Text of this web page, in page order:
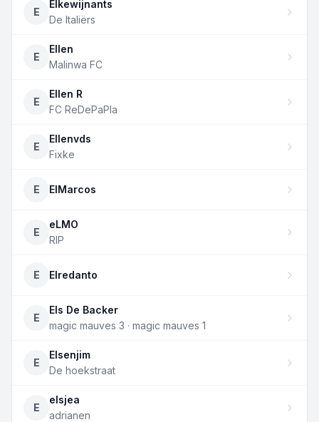
E
Elkewijnants
De Italiërs
E
Ellen
Malinwa FC
E
Ellen R
FC ReDePaPla
E
Ellenvds
Fixke
E ElMarcos
E
eLMO
RIP
E Elredanto
E
Els De Backer
magic mauves 3 · magic mauves 1
E
Elsenjim
De hoekstraat
E
elsjea
adrianen